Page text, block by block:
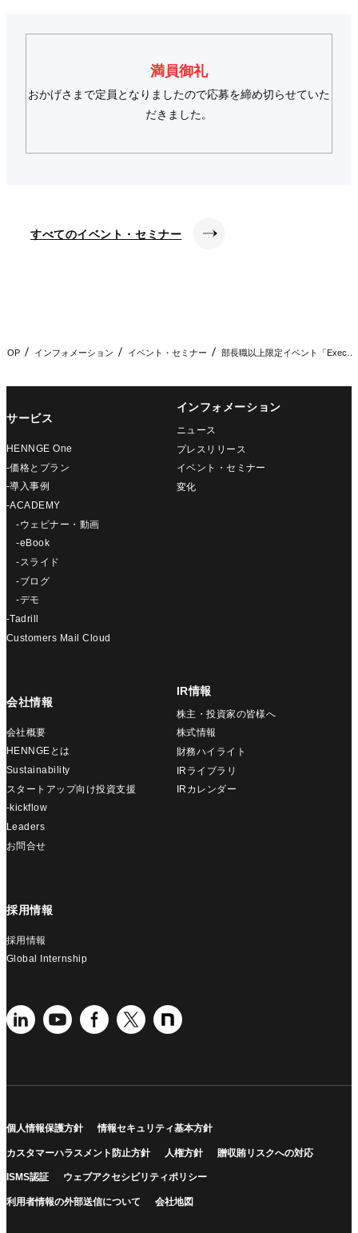
満員御礼
おかげさまで定員となりましたので応募を締め切らせていた
だきました。
すべてのイベント・セミナー
TOP インフォメーション イベント・セミナー
サービス
HENNGE One
-価格とプラン
-導入事例
-ACADEMY
-ウェビナー・動画
-eBook
-スライド
-ブログ
-デモ
-Tadrill
Customers Mail Cloud
インフォメーション
ニュース
プレスリリース
イベント・セミナー
変化
会社情報
会社概要
HENNGEとは
Sustainability
スタートアップ向け投資支援
-kickflow
Leaders
お問合せ
IR情報
株主・投資家の皆様へ
株式情報
財務ハイライト
IRライブラリ
IRカレンダー
採用情報
採用情報
Global Internship
個人情報保護方針 情報セキュリティ基本方針
カスタマーハラスメント防止方針 人権方針 贈収賄リスクへの対応
ISMS認証 ウェブアクセシビリティポリシー
利用者情報の外部送信について 会社地図